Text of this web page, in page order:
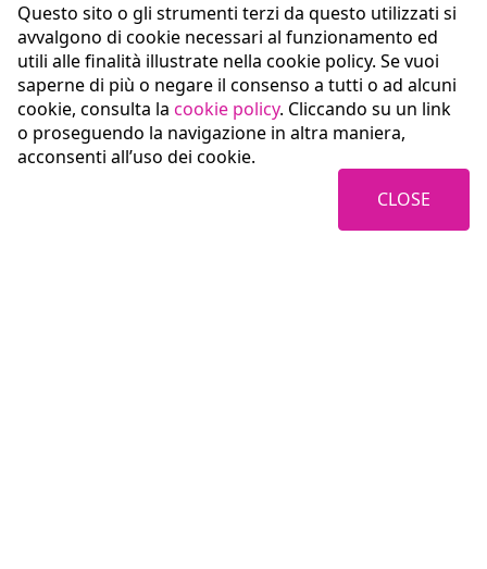
Questo sito o gli strumenti terzi da questo utilizzati si
avvalgono di cookie necessari al funzionamento ed
utili alle finalità illustrate nella cookie policy. Se vuoi
saperne di più o negare il consenso a tutti o ad alcuni
cookie, consulta la cookie policy. Cliccando su un link
o proseguendo la navigazione in altra maniera,
acconsenti all’uso dei cookie.
CLOSE